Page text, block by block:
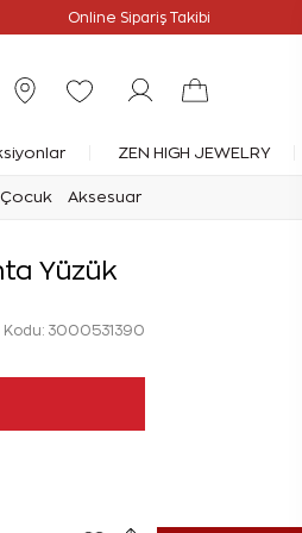
Online Sipariş Takibi
ZEN HIGH JEWELRY
Çocuk Aksesuar
Yüzük
Kodu: 3000531390